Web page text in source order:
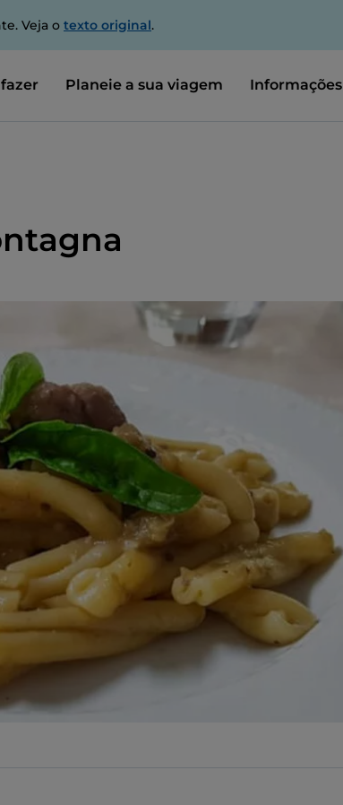
Veja o texto original.
Planeie a sua viagem Informações